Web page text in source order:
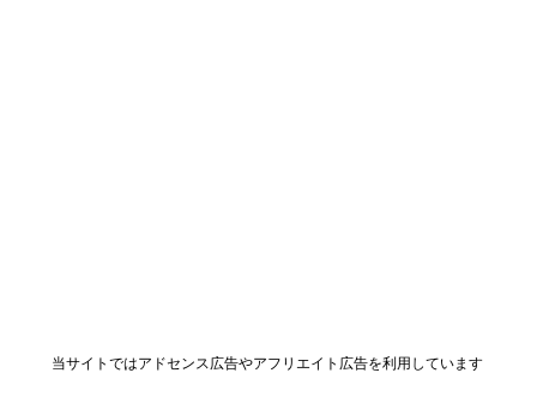
当サイトではアドセンス広告やアフリエイト広告を利用しています